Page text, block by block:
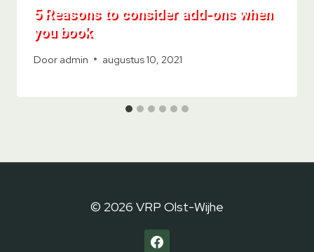
5 Reasons to consider add-ons when
you book
Door admin augustus 10, 2021
© 2026 VRP Olst-Wijhe